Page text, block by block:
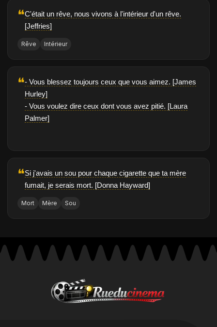
❝C'était un rêve, nous vivons à l'intérieur d'un rêve.
[Jeffries]
Rêve Intérieur
❝- Vous blessez toujours ceux que vous aimez. [James
Hurley]
- Vous voulez dire ceux dont vous avez pitié. [Laura
Palmer]
❝Si j'avais un sou pour chaque cigarette que ta mère
fumait, je serais mort. [Donna Hayward]
Mort Mère Sou